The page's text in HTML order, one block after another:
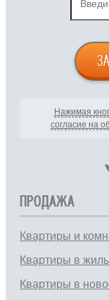
Нажимая
согласие на
ПРОДАЖА
Квартиры и
Квартиры в
Квартиры в